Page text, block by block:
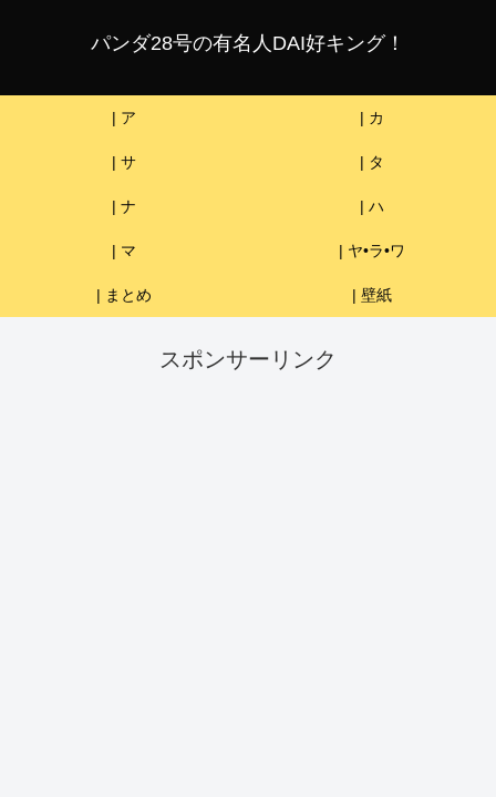
パンダ28号の有名人DAI好キング！
| ア | カ
| サ | タ
| ナ | ハ
| マ | ヤ•ラ•ワ
| まとめ | 壁紙
スポンサーリンク